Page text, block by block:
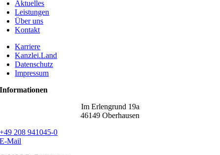
Aktuelles
Leistungen
Über uns
Kontakt
Karriere
Kanzlei.Land
Datenschutz
Impressum
Informationen
Im Erlengrund 19a
46149 Oberhausen
+49 208 941045-0
E-Mail